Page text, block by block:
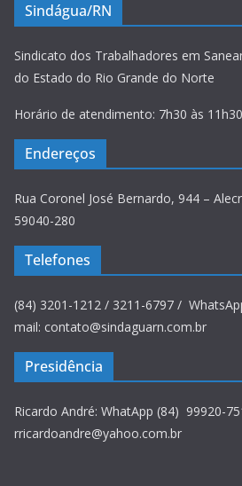
Sindágua/RN
Sindicato dos Trabalhadores em
do Estado do Rio Grande do Norte
Horário de atendimento: 7h30 às
Endereços
Rua Coronel José Bernardo, 944 –
59040-280
Telefones
(84) 3201-1212 / 3211-6797 /
mail: contato@sindaguarn.com.br
Presidência
Ricardo André: WhatApp (84) 99920-
rricardoandre@yahoo.com.br